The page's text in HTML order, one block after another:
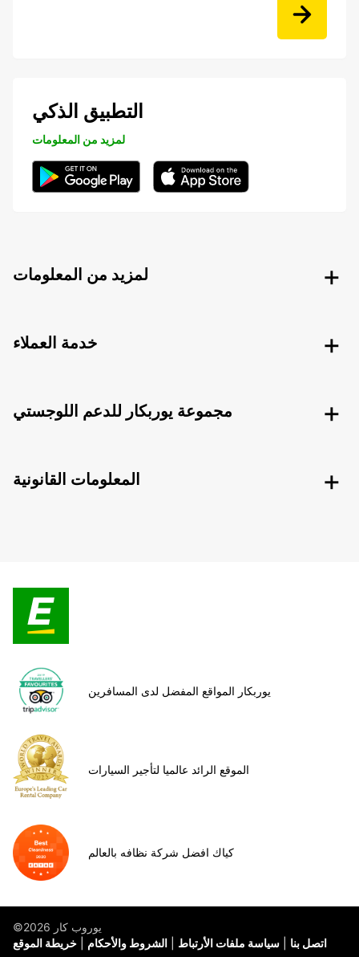
التطبيق الذكي
لمزيد من المعلومات
لمزيد من المعلومات
خدمة العملاء
مجموعة يوربكار للدعم اللوجستي
المعلومات القانونية
يوربكار المواقع المفضل لدى المسافرين
الموقع الرائد عالميا لتأجير السيارات
كياك افضل شركة نظافه بالعالم
©يوروب كار 2026
خريطة الموقع
الشروط والأحكام سياسة ملفات الأرتباط اتصل بنا